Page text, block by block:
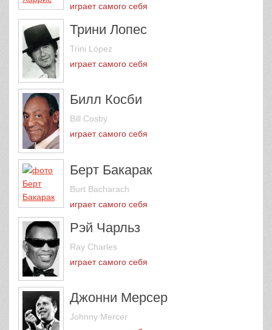
играет самого себя
Трини Лопес
Trini López
играет самого себя
Билл Косби
Bill Cosby
играет самого себя
Берт Бакарак
Burt Bacharach
играет самого себя
Рэй Чарльз
Ray Charles
играет самого себя
Джонни Мерсер
Johnny Mercer